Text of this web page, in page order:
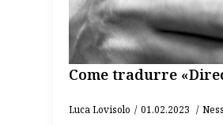
Come tradurre
Luca Lovisolo 01.02.2023